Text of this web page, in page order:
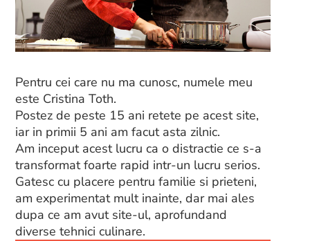
Pentru cei care nu ma cunosc, numele meu
este Cristina Toth.
Postez de peste 15 ani retete pe acest site,
iar in primii 5 ani am facut asta zilnic.
Am inceput acest lucru ca o distractie ce s-a
transformat foarte rapid intr-un lucru serios.
Gatesc cu placere pentru familie si prieteni,
am experimentat mult inainte, dar mai ales
dupa ce am avut site-ul, aprofundand
diverse tehnici culinare.